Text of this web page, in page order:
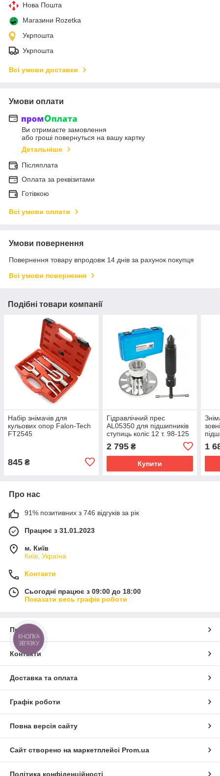
Нова Пошта
Магазини Rozetka
Укрпошта
Укрпошта
Всі умови доставки
Умови оплати
Ви отримаєте замовлення
або гроші повернуться на вашу картку
Детальніше
Післяплата
Оплата за реквізитами
Готівкою
Всі умови оплати
Умови повернення
Повернення товару впродовж 14 днів за рахунок покупця
Всі умови повернення
Подібні товари компанії
Набір знімачів для
кульових опор Falon-Tech
FT2545
845 ₴
Гідравлічний прес
AL05350 для підшипників
ступиць коліс 12 т. 98-125
2 795₴
Купити
1
Про нас
91% позитивних з 746 відгуків за рік
Працює з 31.01.2023
м. Київ
Київ, Україна
Контакти
Сьогодні працює з 09:00 до 18:00
Показати весь графік роботи
Про нас
Контакти
Доставка та оплата
Графік роботи
Повна версія сайту
Сайт створено на маркетплейсі Prom.ua
Політика конфіденційності
КНОПКА
ЗВ'ЯЗКУ